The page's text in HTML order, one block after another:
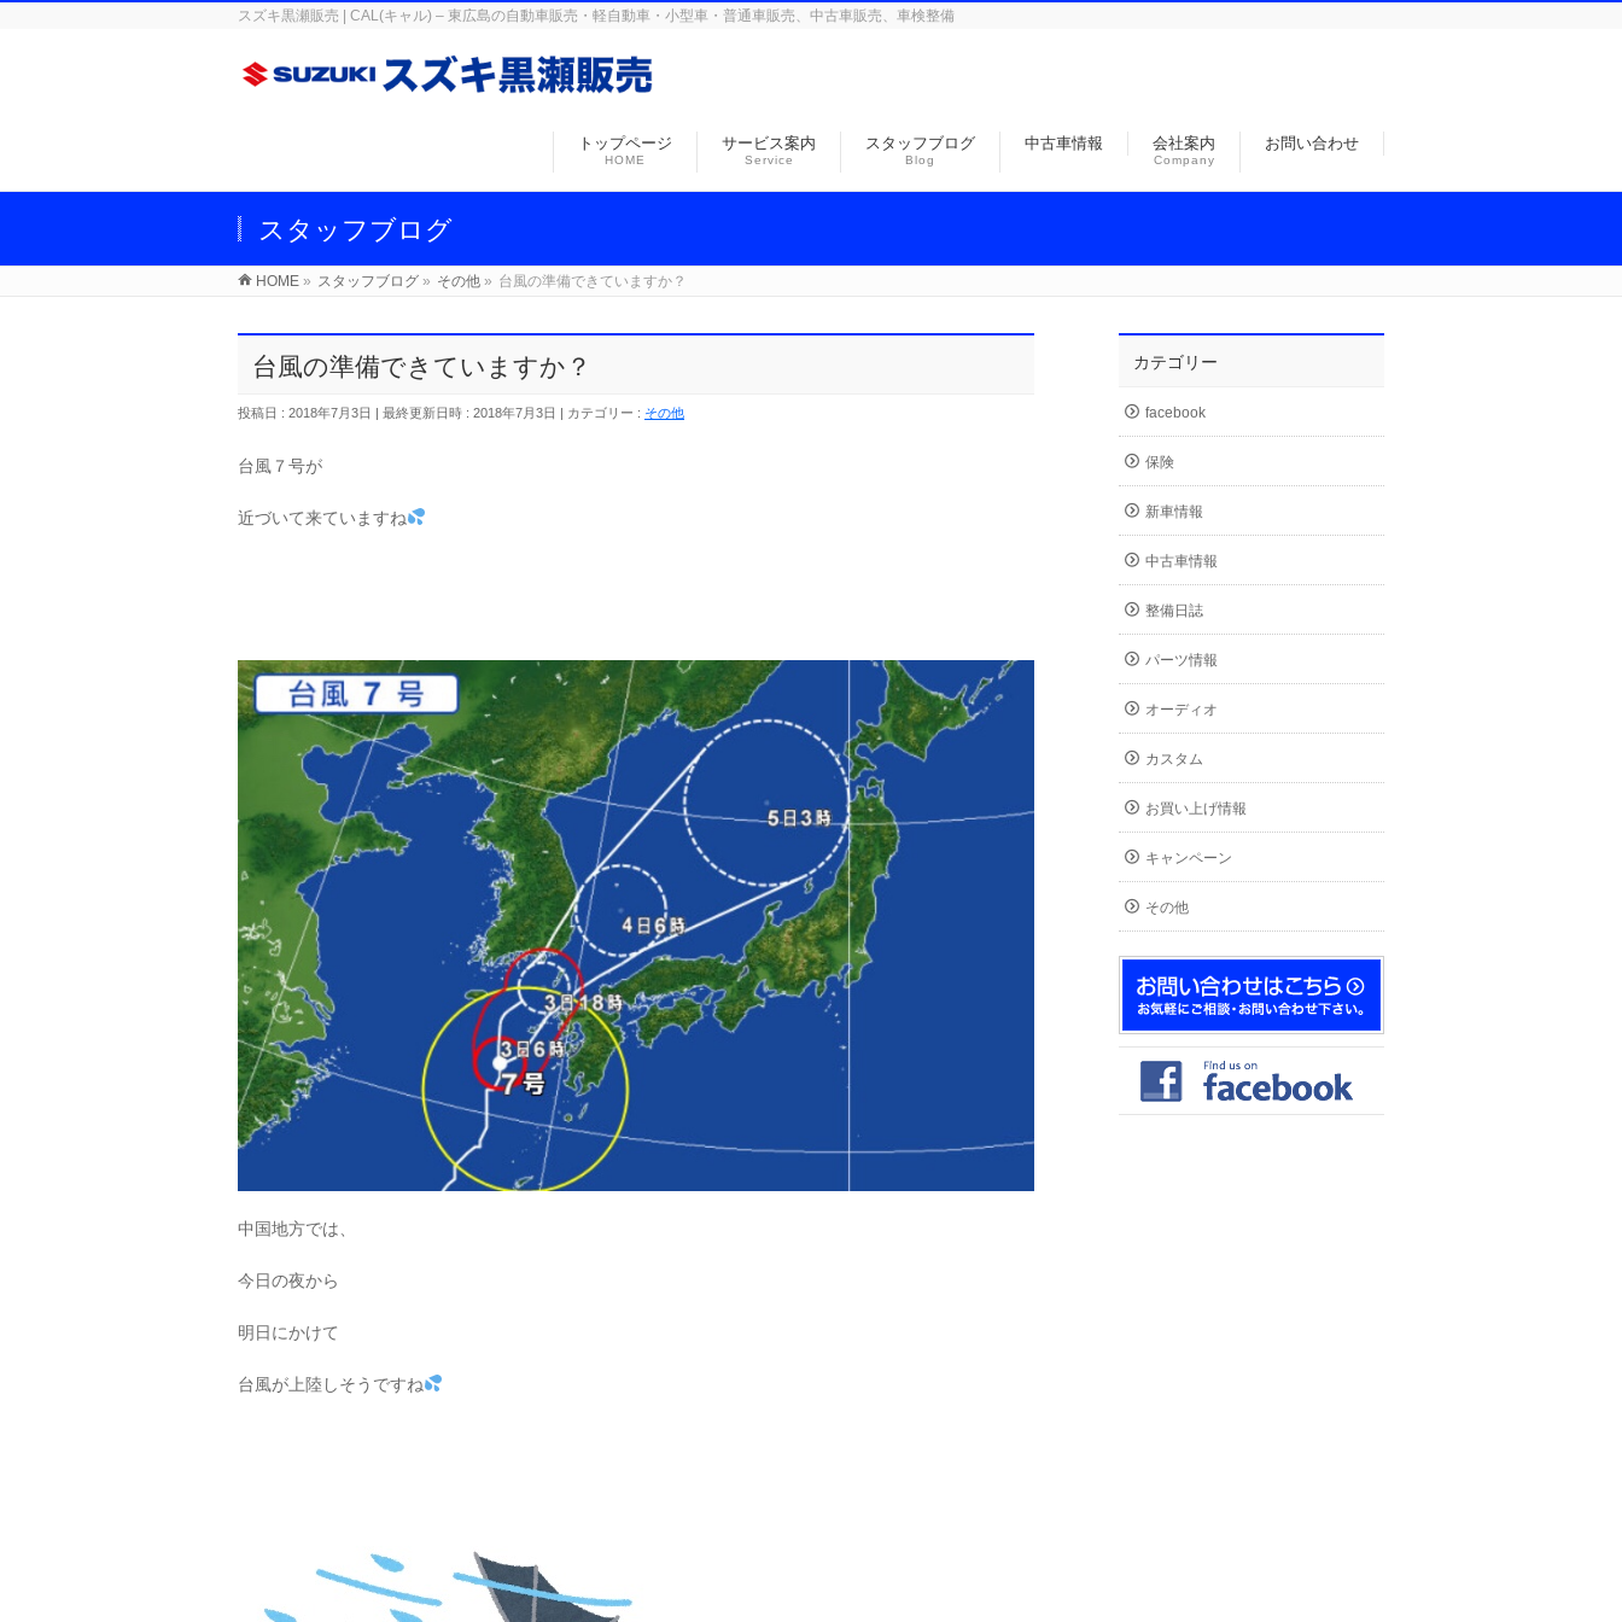
スズキ黒瀬販売 | CAL(キャル) – 東広島の自動車販売・軽自動車・小型車・普通車販売、中古車販売、車検整備
トップページ
HOME
サービス案内
Service
スタッフブログ
Blog
中古車情報 会社案内
Company
お問い合わせ
スタッフブログ
HOME » スタッフブログ » その他 » 台風の準備できていますか？
台風の準備できていますか？
投稿日 : 2018年7月3日 最終更新日時 : 2018年7月3日 カテゴリー : その他
台風７号が
近づいて来ていますね
中国地方では、
今日の夜から
明日にかけて
台風が上陸しそうですね
カテゴリー
facebook
保険
新車情報
中古車情報
整備日誌
パーツ情報
オーディオ
カスタム
お買い上げ情報
キャンペーン
その他